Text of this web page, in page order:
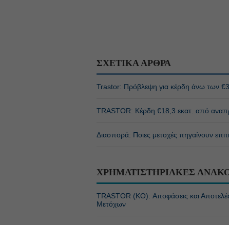
ΣΧΕΤΙΚΑ ΑΡΘΡΑ
Trastor: Πρόβλεψη για κέρδη άνω των
TRASTOR: Κέρδη €18,3 εκατ. από
Διασπορά: Ποιες μετοχές πηγαίνουν
ΧΡΗΜΑΤΙΣΤΗΡΙΑΚΕΣ
TRASTOR (ΚΟ): Αποφάσεις και
Μετόχων